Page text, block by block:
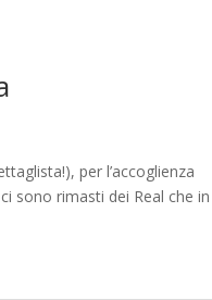
per l’accoglienza
sono rimasti dei Real che in